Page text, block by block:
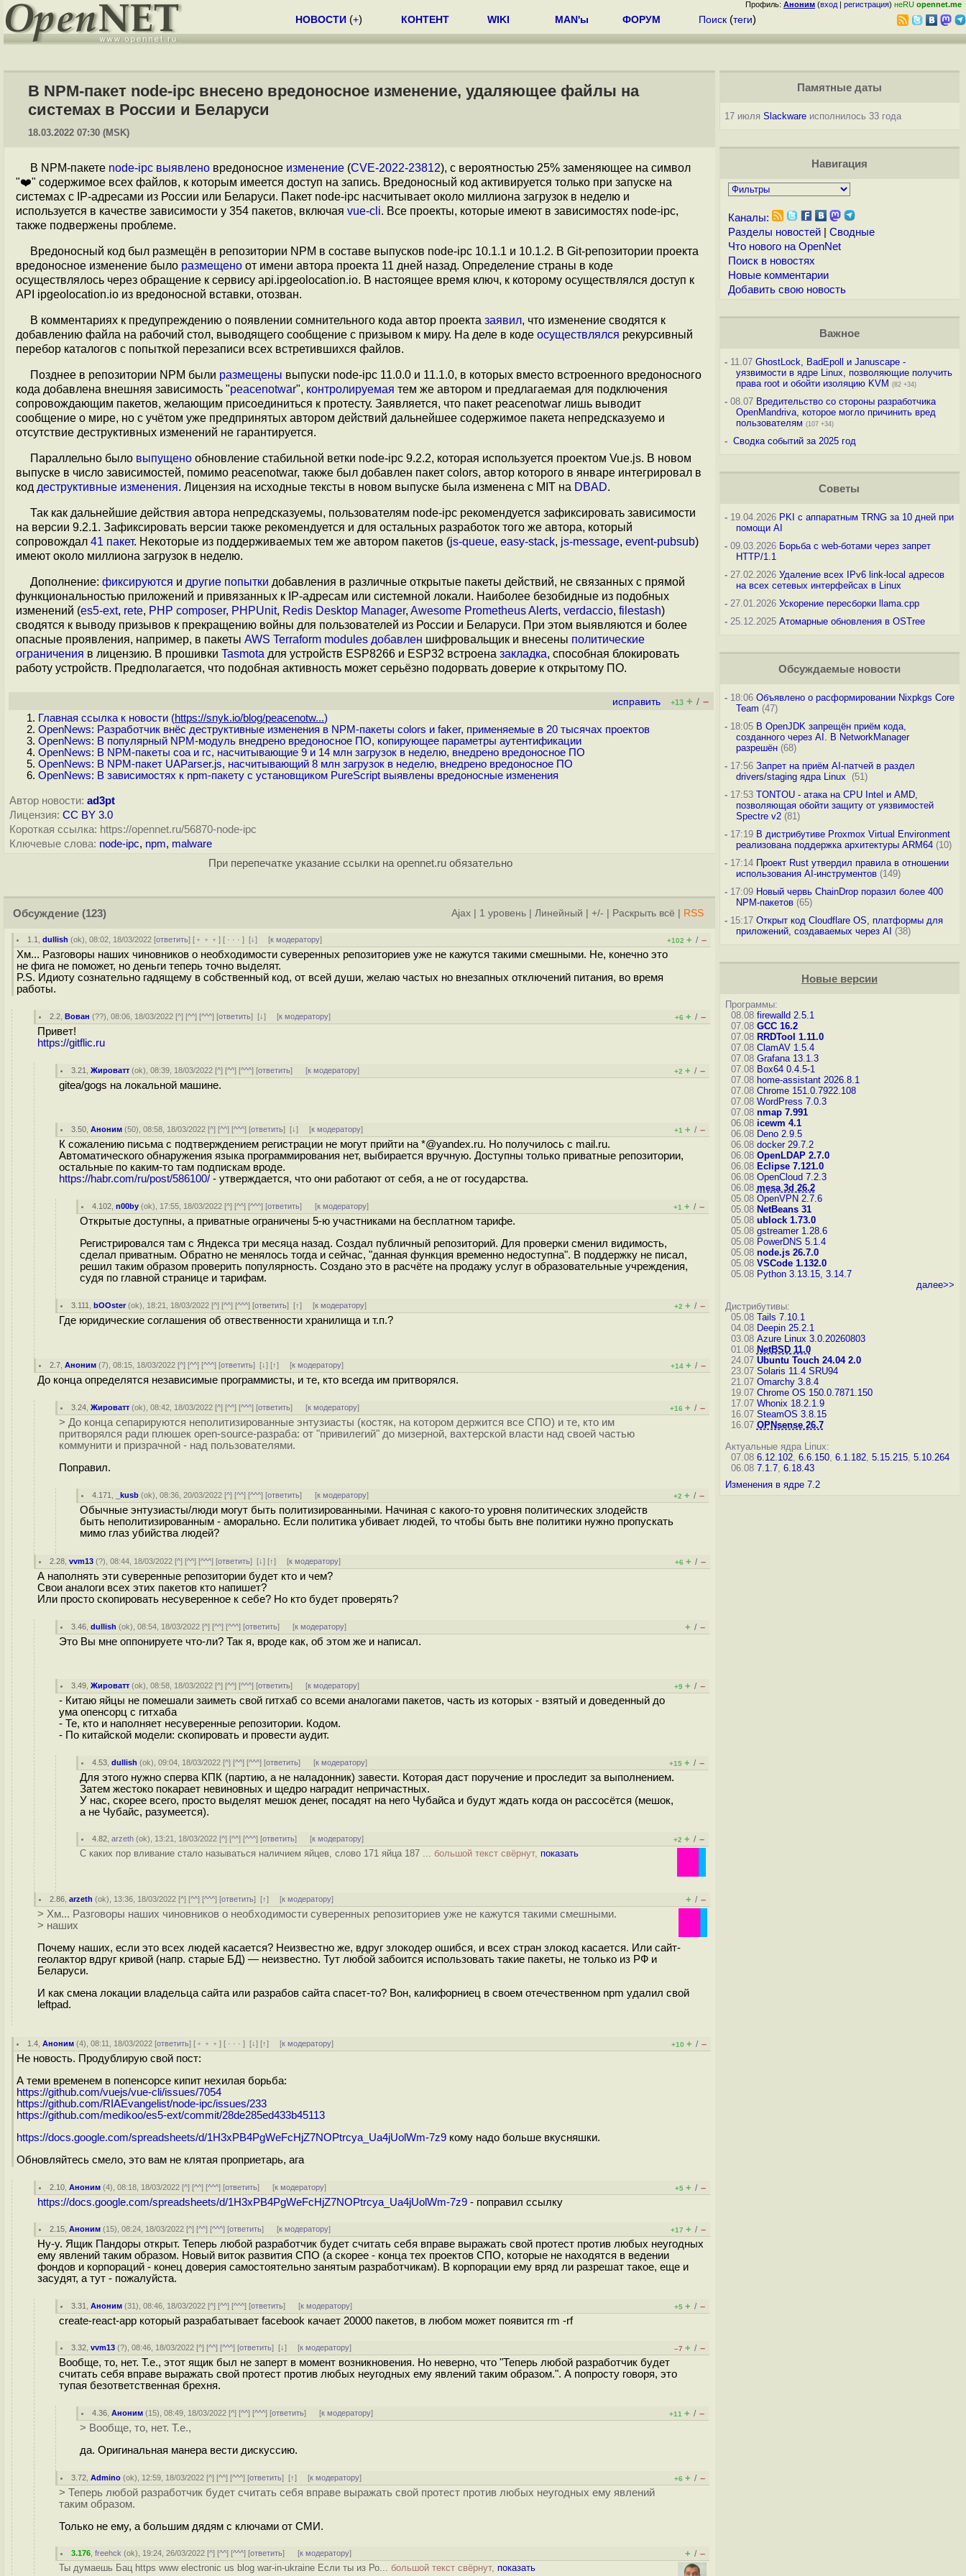
Профиль: Аноним (вход | регистрация) неRU opennet.me
НОВОСТИ (+) КОНТЕНТ WIKI MAN'ы ФОРУМ Поиск (теги)
В NPM-пакет node-ipc внесено вредоносное изменение, удаляющее файлы на
системах в России и Беларуси
18.03.2022 07:30 (MSK)
В NPM-пакете node-ipc выявлено вредоносное изменение (CVE-2022-23812), с вероятностью 25% заменяющее на символ
"❤️" содержимое всех файлов, к которым имеется доступ на запись. Вредоносный код активируется только при запуске на
системах с IP-адресами из России или Беларуси. Пакет node-ipc насчитывает около миллиона загрузок в неделю и
используется в качестве зависимости у 354 пакетов, включая vue-cli. Все проекты, которые имеют в зависимостях node-ipc,
также подвержены проблеме.
Вредоносный код был размещён в репозитории NPM в составе выпусков node-ipc 10.1.1 и 10.1.2. В Git-репозитории проекта
вредоносное изменение было размещено от имени автора проекта 11 дней назад. Определение страны в коде
осуществлялось через обращение к сервису api.ipgeolocation.io. В настоящее время ключ, к которому осуществлялся доступ к
API ipgeolocation.io из вредоносной вставки, отозван.
В комментариях к предупреждению о появлении сомнительного кода автор проекта заявил, что изменение сводятся к
добавлению файла на рабочий стол, выводящего сообщение с призывом к миру. На деле в коде осуществлялся рекурсивный
перебор каталогов с попыткой перезаписи всех встретившихся файлов.
Позднее в репозитории NPM были размещены выпуски node-ipc 11.0.0 и 11.1.0, в которых вместо встроенного вредоносного
кода добавлена внешняя зависимость "peacenotwar", контролируемая тем же автором и предлагаемая для подключения
сопровождающим пакетов, желающим присоединиться к протесту. Заявляется, что пакет peacenotwar лишь выводит
сообщение о мире, но с учётом уже предпринятых автором действий дальнейшее содержимое пакета непредсказуемо и
отсутствие деструктивных изменений не гарантируется.
Параллельно было выпущено обновление стабильной ветки node-ipc 9.2.2, которая используется проектом Vue.js. В новом
выпуске в число зависимостей, помимо peacenotwar, также был добавлен пакет colors, автор которого в январе интегрировал в
код деструктивные изменения. Лицензия на исходные тексты в новом выпуске была изменена с MIT на DBAD.
Так как дальнейшие действия автора непредсказуемы, пользователям node-ipc рекомендуется зафиксировать зависимости
на версии 9.2.1. Зафиксировать версии также рекомендуется и для остальных разработок того же автора, который
сопровождал 41 пакет. Некоторые из поддерживаемых тем же автором пакетов (js-queue, easy-stack, js-message, event-pubsub)
имеют около миллиона загрузок в неделю.
Дополнение: фиксируются и другие попытки добавления в различные открытые пакеты действий, не связанных с прямой
функциональностью приложений и привязанных к IP-адресам или системной локали. Наиболее безобидные из подобных
изменений (es5-ext, rete, PHP composer, PHPUnit, Redis Desktop Manager, Awesome Prometheus Alerts, verdaccio, filestash)
сводятся к выводу призывов к прекращению войны для пользователей из России и Беларуси. При этом выявляются и более
опасные проявления, например, в пакеты AWS Terraform modules добавлен шифровальщик и внесены политические
ограничения в лицензию. В прошивки Tasmota для устройств ESP8266 и ESP32 встроена закладка, способная блокировать
работу устройств. Предполагается, что подобная активность может серьёзно подорвать доверие к открытому ПО.
исправить +13 + / –
Главная ссылка к новости (https://snyk.io/blog/peacenotw...)
OpenNews: Разработчик внёс деструктивные изменения в NPM-пакеты colors и faker, применяемые в 20 тысячах проектов
OpenNews: В популярный NPM-модуль внедрено вредоносное ПО, копирующее параметры аутентификации
OpenNews: В NPM-пакеты coa и rc, насчитывающие 9 и 14 млн загрузок в неделю, внедрено вредоносное ПО
OpenNews: В NPM-пакет UAParser.js, насчитывающий 8 млн загрузок в неделю, внедрено вредоносное ПО
OpenNews: В зависимостях к npm-пакету с установщиком PureScript выявлены вредоносные изменения
Автор новости: ad3pt
Лицензия: CC BY 3.0
Короткая ссылка: https://opennet.ru/56870-node-ipc
Ключевые слова: node-ipc, npm, malware
При перепечатке указание ссылки на opennet.ru обязательно
Обсуждение (123) Ajax 1 уровень Линейный +/- Раскрыть всё RSS
1.1 ,dullish (ok), 08:02, 18/03/2022 [ответить] [ ﹢﹢﹢] [ · · ·][↓] [к модератору] +102 + / –
Хм... Разговоры наших чиновников о необходимости суверенных репозиториев уже не кажутся такими смешными. Не, конечно это
не фига не поможет, но деньги теперь точно выделят.
P.S. Идиоту сознательно гадящему в собственный код, от всей души, желаю частых но внезапных отключений питания, во время
работы.
2.2 ,Вован (??), 08:06, 18/03/2022 [^] [^^] [^^^] [ответить][↓] [к модератору] +6 + / –
Привет!
https://gitflic.ru
3.21 ,Жироватт (ok), 08:39, 18/03/2022 [^] [^^] [^^^] [ответить] [к модератору] +2 + / –
gitea/gogs на локальной машине.
3.50 ,Аноним (50), 08:58, 18/03/2022 [^] [^^] [^^^] [ответить][↓] [к модератору] +1 + / –
К сожалению письма с подтверждением регистрации не могут прийти на *@yandex.ru. Но получилось с mail.ru.
Автоматического обнаружения языка программирования нет, выбирается вручную. Доступны только приватные репозитории,
остальные по каким-то там подпискам вроде.
https://habr.com/ru/post/586100/ - утверждается, что они работают от себя, а не от государства.
4.102 ,n00by (ok), 17:55, 18/03/2022 [^] [^^] [^^^] [ответить] [к модератору] +1 + / –
Открытые доступны, а приватные ограничены 5-ю участниками на бесплатном тарифе.
Регистрировался там с Яндекса три месяца назад. Создал публичный репозиторий. Для проверки сменил видимость,
сделал приватным. Обратно не менялось тогда и сейчас, "данная функция временно недоступна". В поддержку не писал,
решил таким образом проверить популярность. Создано это в расчёте на продажу услуг в образовательные учреждения,
судя по главной странице и тарифам.
3.111 ,bOOster(ok), 18:21, 18/03/2022 [^] [^^] [^^^] [ответить][↑] [к модератору] +2 + / –
Где юридические соглашения об отвественности хранилища и т.п.?
2.7 ,Аноним (7), 08:15, 18/03/2022 [^] [^^] [^^^] [ответить][↓] [↑] [к модератору] +14 + / –
До конца определятся независимые программисты, и те, кто всегда им притворялся.
3.24 ,Жироватт (ok), 08:42, 18/03/2022 [^] [^^] [^^^] [ответить] [к модератору] +16 + / –
> До конца сепарируются неполитизированные энтузиасты (костяк, на котором держится все СПО) и те, кто им
притворялся ради плюшек open-source-разраба: от "привилегий" до мизерной, вахтерской власти над своей частью
коммунити и призрачной - над пользователями.
Поправил.
4.171 _kusb (ok), 08:36, 20/03/2022 [^] [^^] [^^^] [ответить] [к модератору] +2 + / –
Обычные энтузиасты/люди могут быть политизированными. Начиная с какого-то уровня политических злодейств
быть неполитизированным - аморально. Если политика убивает людей, то чтобы быть вне политики нужно пропускать
мимо глаз убийства людей?
2.28 ,vvm13 (?), 08:44, 18/03/2022 [^] [^^] [^^^] [ответить][↓] [↑] [к модератору] +6 + / –
А наполнять эти суверенные репозитории будет кто и чем?
Свои аналоги всех этих пакетов кто напишет?
Или просто скопировать несуверенное к себе? Но кто будет проверять?
3.46 ,dullish (ok), 08:54, 18/03/2022 [^] [^^] [^^^] [ответить] [к модератору] + / –
Это Вы мне оппонируете что-ли? Так я, вроде как, об этом же и написал.
3.49 ,Жироватт (ok), 08:58, 18/03/2022 [^] [^^] [^^^] [ответить] [к модератору] +9 + / –
- Китаю яйцы не помешали заиметь свой гитхаб со всеми аналогами пакетов, часть из которых - взятый и доведенный до
ума опенсорц с гитхаба
- Те, кто и наполняет несуверенные репозитории. Кодом.
- По китайской модели: скопировать и провести аудит.
4.53 ,dullish (ok), 09:04, 18/03/2022 [^] [^^] [^^^] [ответить] [к модератору] +15 + / –
Для этого нужно сперва КПК (партию, а не наладонник) завести. Которая даст поручение и проследит за выполнением.
Затем жестоко покарает невиновных и щедро наградит непричастных.
У нас, скорее всего, просто выделят мешок денег, посадят на него Чубайса и будут ждать когда он рассосётся (мешок,
а не Чубайс, разумеется).
4.82 ,arzeth (ok), 13:21, 18/03/2022 [^] [^^] [^^^] [ответить] [к модератору] +2 + / –
С каких пор вливание стало называться наличием яйцев, слово 171 яйца 187 ... большой текст свёрнут, показать
2.86 ,arzeth (ok), 13:36, 18/03/2022 [^] [^^] [^^^] [ответить][↑] [к модератору] + / –
> Хм... Разговоры наших чиновников о необходимости суверенных репозиториев уже не кажутся такими смешными.
> наших
Почему наших, если это всех людей касается? Неизвестно же, вдруг злокодер ошибся, и всех стран злокод касается. Или сайт-
геолактор вдруг кривой (напр. старые БД) — неизвестно. Тут любой забоится использовать такие пакеты, не только из РФ и
Беларуси.
И как смена локации владельца сайта или разрабов сайта спасет-то? Вон, калифорниец в своем отечественном npm удалил свой
leftpad.
1.4 ,Аноним (4), 08:11, 18/03/2022 [ответить] [ ﹢﹢﹢] [ · · ·][↓] [↑] [к модератору] +10 + / –
Не новость. Продублирую свой пост:
А теми временем в попенсорсе кипит нехилая борьба:
https://github.com/vuejs/vue-cli/issues/7054
https://github.com/RIAEvangelist/node-ipc/issues/233
https://github.com/medikoo/es5-ext/commit/28de285ed433b45113
https://docs.google.com/spreadsheets/d/1H3xPB4PgWeFcHjZ7NOPtrcya_Ua4jUolWm-7z9 кому надо больше вкусняшки.
Обновляйтесь смело, это вам не клятая проприетарь, ага
2.10 ,Аноним (4), 08:18, 18/03/2022 [^] [^^] [^^^] [ответить] [к модератору] +5 + / –
https://docs.google.com/spreadsheets/d/1H3xPB4PgWeFcHjZ7NOPtrcya_Ua4jUolWm-7z9 - поправил ссылку
2.15 ,Аноним (15), 08:24, 18/03/2022 [^] [^^] [^^^] [ответить] [к модератору] +17 + / –
Ну-у. Ящик Пандоры открыт. Теперь любой разработчик будет считать себя вправе выражать свой протест против любых неугодных
ему явлений таким образом. Новый виток развития СПО (а скорее - конца тех проектов СПО, которые не находятся в ведении
фондов и корпораций - конец доверия самостоятельно занятым разработчикам). В корпорации ему вряд ли разрешат такое, еще и
засудят, а тут - пожалуйста.
3.31 ,Аноним (31), 08:46, 18/03/2022 [^] [^^] [^^^] [ответить] [к модератору] +5 + / –
create-react-app который разрабатывает facebook качает 20000 пакетов, в любом может появится rm -rf
3.32 ,vvm13 (?), 08:46, 18/03/2022 [^] [^^] [^^^] [ответить][↓] [к модератору] –7 + / –
Вообще, то, нет. Т.е., этот ящик был не заперт в момент возникновения. Но неверно, что "Теперь любой разработчик будет
считать себя вправе выражать свой протест против любых неугодных ему явлений таким образом.". А попросту говоря, это
тупая безответственная брехня.
4.36 ,Аноним (15), 08:49, 18/03/2022 [^] [^^] [^^^] [ответить] [к модератору] +11 + / –
> Вообще, то, нет. Т.е.,
да. Оригинальная манера вести дискуссию.
3.72 ,Admino (ok), 12:59, 18/03/2022 [^] [^^] [^^^] [ответить][↑] [к модератору] +6 + / –
> Теперь любой разработчик будет считать себя вправе выражать свой протест против любых неугодных ему явлений
таким образом.
Только не ему, а большим дядям с ключами от СМИ.
3.176 ,freehck (ok), 19:24, 26/03/2022 [^] [^^] [^^^] [ответить] [к модератору] + / –
Ты думаешь Бац https www electronic us blog war-in-ukraine Если ты из Ро... большой текст свёрнут, показать
Памятные даты
17 июля Slackwareисполнилось 33 года
Навигация
Каналы:
Разделы новостей| Сводные
Что нового на OpenNet
Поиск в новостях
Новые комментарии
Добавить свою новость
Важное
-11.07 GhostLock, BadEpoll и Januscape -
уязвимости в ядре Linux, позволяющие получить
права root и обойти изоляцию KVM (82 +34)
-08.07 Вредительство со стороны разработчика
OpenMandriva, которое могло причинить вред
пользователям (107 +34)
- Сводка событий за 2025 год
Советы
-19.04.2026 PKI с аппаратным TRNG за 10 дней при
помощи AI
-09.03.2026 Борьба с web-ботами через запрет
HTTP/1.1
-27.02.2026 Удаление всех IPv6 link-local адресов
на всех сетевых интерфейсах в Linux
-27.01.2026 Ускорение пересборки llama.cpp
-25.12.2025 Атомарные обновления в OSTree
Обсуждаемые новости
-18:06 Объявлено о расформировании Nixpkgs Core
Team (47)
-18:05 В OpenJDK запрещён приём кода,
созданного через AI. В NetworkManager
разрешён(68)
-17:56 Запрет на приём AI-патчей в раздел
drivers/staging ядра Linux
(51)
-17:53 TONTOU - атака на CPU Intel и AMD,
позволяющая обойти защиту от уязвимостей
Spectre v2(81)
-17:19 В дистрибутиве Proxmox Virtual Environment
реализована поддержка архитектуры ARM64(10)
-17:14 Проект Rust утвердил правила в отношении
использования AI-инструментов(149)
-17:09 Новый червь ChainDrop поразил более 400
NPM-пакетов(65)
-15:17 Открыт код Cloudflare OS, платформы для
приложений, создаваемых через AI (38)
Новые версии
Программы:
08.08 firewalld 2.5.1
07.08 GCC 16.2
07.08 RRDTool 1.11.0
07.08 ClamAV 1.5.4
07.08 Grafana 13.1.3
07.08 Box64 0.4.5-1
07.08 home-assistant 2026.8.1
07.08 Chrome 151.0.7922.108
07.08 WordPress 7.0.3
07.08 nmap 7.991
06.08 icewm 4.1
06.08 Deno 2.9.5
06.08 docker 29.7.2
06.08 OpenLDAP 2.7.0
06.08 Eclipse 7.121.0
06.08 OpenCloud 7.2.3
06.08 mesa 3d 26.2
05.08 OpenVPN 2.7.6
05.08 NetBeans 31
05.08 ublock 1.73.0
05.08 gstreamer 1.28.6
05.08 PowerDNS 5.1.4
05.08 node.js 26.7.0
05.08 VSCode 1.132.0
05.08 Python 3.13.15, 3.14.7
далее>>
Дистрибутивы:
05.08 Tails 7.10.1
04.08 Deepin 25.2.1
03.08 Azure Linux 3.0.20260803
01.08 NetBSD 11.0
24.07 Ubuntu Touch 24.04 2.0
23.07 Solaris 11.4 SRU94
21.07 Omarchy 3.8.4
19.07 Chrome OS 150.0.7871.150
17.07 Whonix 18.2.1.9
16.07 SteamOS 3.8.15
16.07 OPNsense 26.7
Актуальные ядра Linux:
07.08 6.12.102, 6.6.150, 6.1.182, 5.15.215, 5.10.264
06.08 7.1.7, 6.18.43
Изменения в ядре 7.2